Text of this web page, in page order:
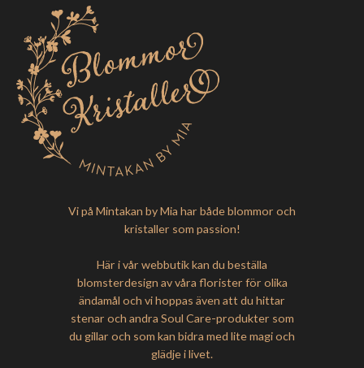
Vi på Mintakan by Mia har både blommor och
kristaller som passion!
Här i vår webbutik kan du beställa
blomsterdesign av våra florister för olika
ändamål och vi hoppas även att du hittar
stenar och andra Soul Care-produkter som
du gillar och som kan bidra med lite magi och
glädje i livet.